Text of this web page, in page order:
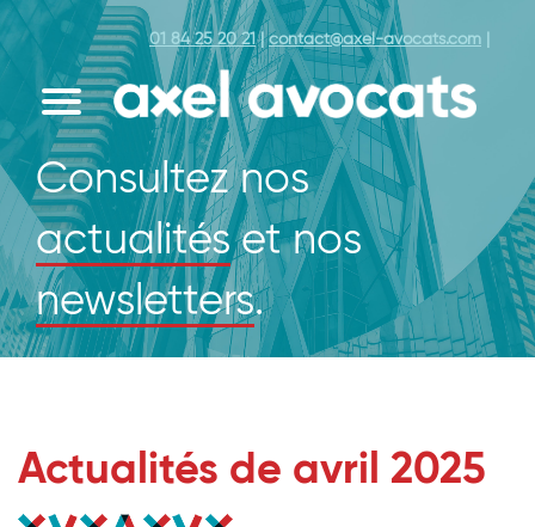
01 84 25 20 21 | contact@axel-avocats.com
Consultez nos
actualitéset nos
newsletters.
Actualités de avril 2025